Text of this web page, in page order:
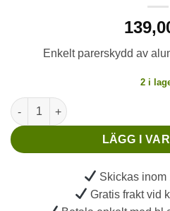
Enkelt parerskydd av
2 i
Parerskydd Aluminium Enkel
LÄGG I
Skickas inom
Gratis frakt vid